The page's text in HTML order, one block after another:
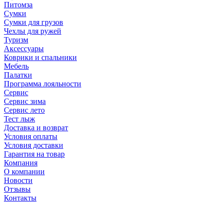
Питомза
Сумки
Сумки для грузов
Чехлы для ружей
Туризм
Аксессуары
Коврики и спальники
Мебель
Палатки
Программа лояльности
Сервис
Сервис зима
Сервис лето
Тест лыж
Доставка и возврат
Условия оплаты
Условия доставки
Гарантия на товар
Компания
О компании
Новости
Отзывы
Контакты